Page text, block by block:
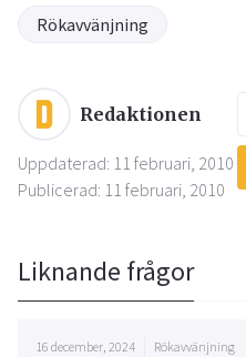
Rökavvänjning
Redaktionen
Uppdaterad: 11 februari, 2010
Publicerad: 11 februari, 2010
Liknande frågor
16 december, 2024 Rökavvänjning